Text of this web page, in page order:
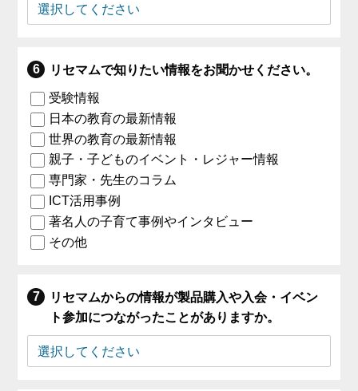
リセマムで知りたい情報をお聞かせください。
受験情報
日本の教育の最新情報
世界の教育の最新情報
親子・子どものイベント・レジャー情報
専門家・先生のコラム
ICT活用事例
著名人の子育て事例やインタビュー
その他
リセマムからの情報が製品購入や入会・イベン
ト参加につながったことがありますか。